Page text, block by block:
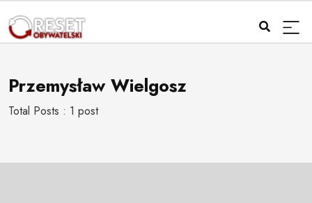
Przemysław Wielgosz
Total Posts : 1 post